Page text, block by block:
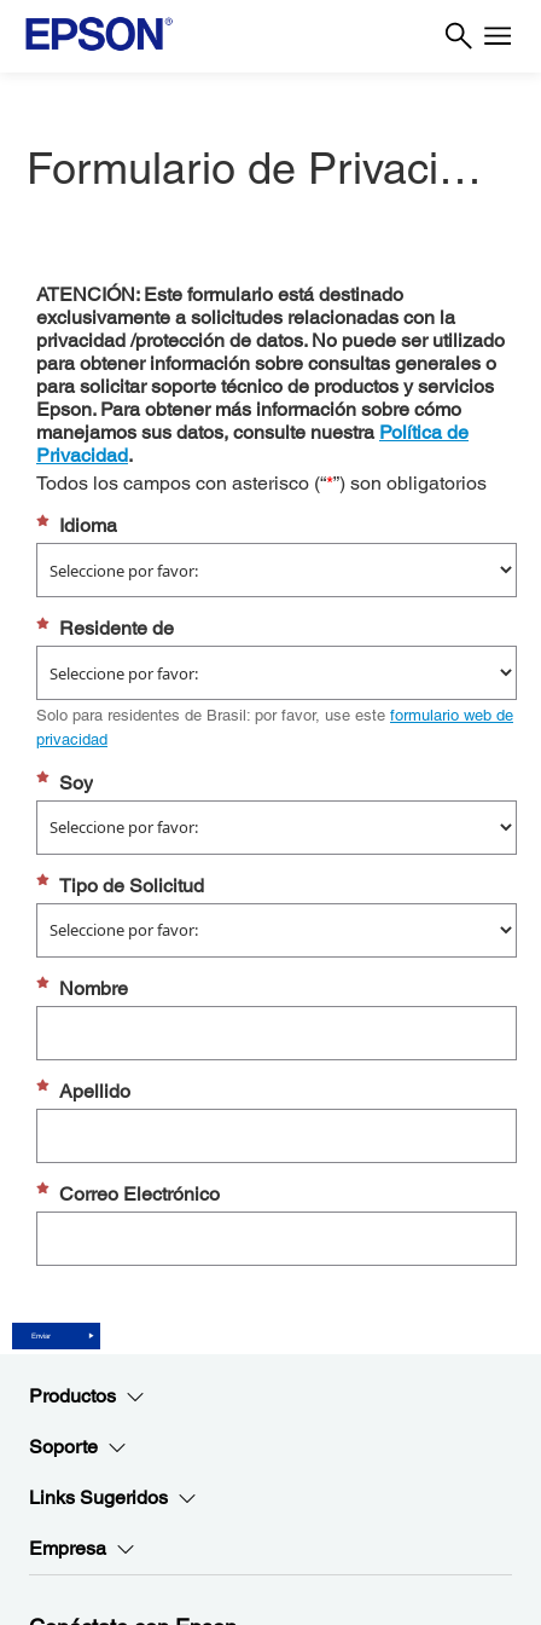
Formulario de Privacidad de Datos para América Latina
ATENCIÓN: Este formulario está destinado
exclusivamente a solicitudes relacionadas con la
privacidad /protección de datos. No puede ser utilizado
para obtener información sobre consultas generales o
para solicitar soporte técnico de productos y servicios
Epson. Para obtener más información sobre cómo
manejamos sus datos, consulte nuestra Política de
Privacidad.
Todos los campos con asterisco (“*”) son obligatorios
Idioma
Residente de
Solo para residentes de Brasil: por favor, use este formulario web de
privacidad
Soy
Tipo de Solicitud
Nombre
Apellido
Correo Electrónico
Enviar
Productos
Soporte
Links Sugeridos
Empresa